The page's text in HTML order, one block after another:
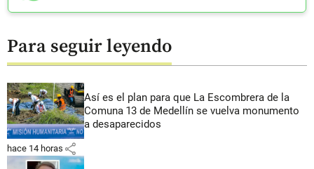
Para seguir leyendo
Así es el plan para que La Escombrera de la
Comuna 13 de Medellín se vuelva monumento
a desaparecidos
hace 14 horas share